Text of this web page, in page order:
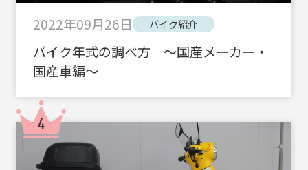
2022年09月26日 バイク紹介
バイク年式の調べ方 ～国産メーカー・
国産車編～